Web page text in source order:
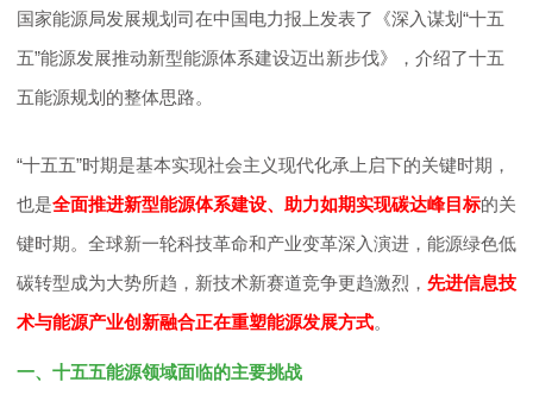
策
咨
询
奖
励
国家能源局发展规划司在中国电力报上发表了《深入谋划“十五
五”能源发展推动新型能源体系建设迈出新步伐》，介绍了十五
五能源规划的整体思路。
“十五五”时期是基本实现社会主义现代化承上启下的关键时期，
也是全面推进新型能源体系建设、助力如期实现碳达峰目标的关
键时期。全球新一轮科技革命和产业变革深入演进，能源绿色低
碳转型成为大势所趋，新技术新赛道竞争更趋激烈， 先进信息技
术与能源产业创新融合正在重塑能源发展方式。
一、十五五能源领域面临的主要挑战